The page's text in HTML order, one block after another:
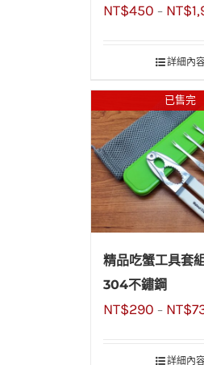
元!!超划算!!
NT$450 – NT$
詳細內
已售完
精品吃蟹工具套
304不鏽鋼
NT$290 – NT$
詳細內